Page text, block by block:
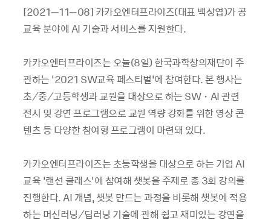
[2021–11–08] 카카오엔터프라이즈(대표 백상엽)가 공
교육 분야에 AI 기술과 서비스를 지원한다.
카카오엔터프라이즈는 오늘(8일) 한국과학창의재단이 주
관하는 ‘2021 SW교육 페스티벌’에 참여한다. 본 행사는
초⁄중⁄고등학생과 교원을 대상으로 하는 SW・AI 관련
전시 및 강연 프로그램으로 교원 역량 강화를 위한 영상 콘
텐츠 등 다양한 참여형 프로그램이 마련돼 있다.
카카오엔터프라이즈는 초등학생을 대상으로 하는 기업 AI
교육 ‘랜선 클래스’에 참여해 챗봇을 주제로 총 3회 강의를
진행한다. AI 개념, 챗봇 만드는 과정을 비롯해 챗봇에 적용
하는 머신러닝⁄딥러닝 기술에 관해 쉽고 재미있는 강연을